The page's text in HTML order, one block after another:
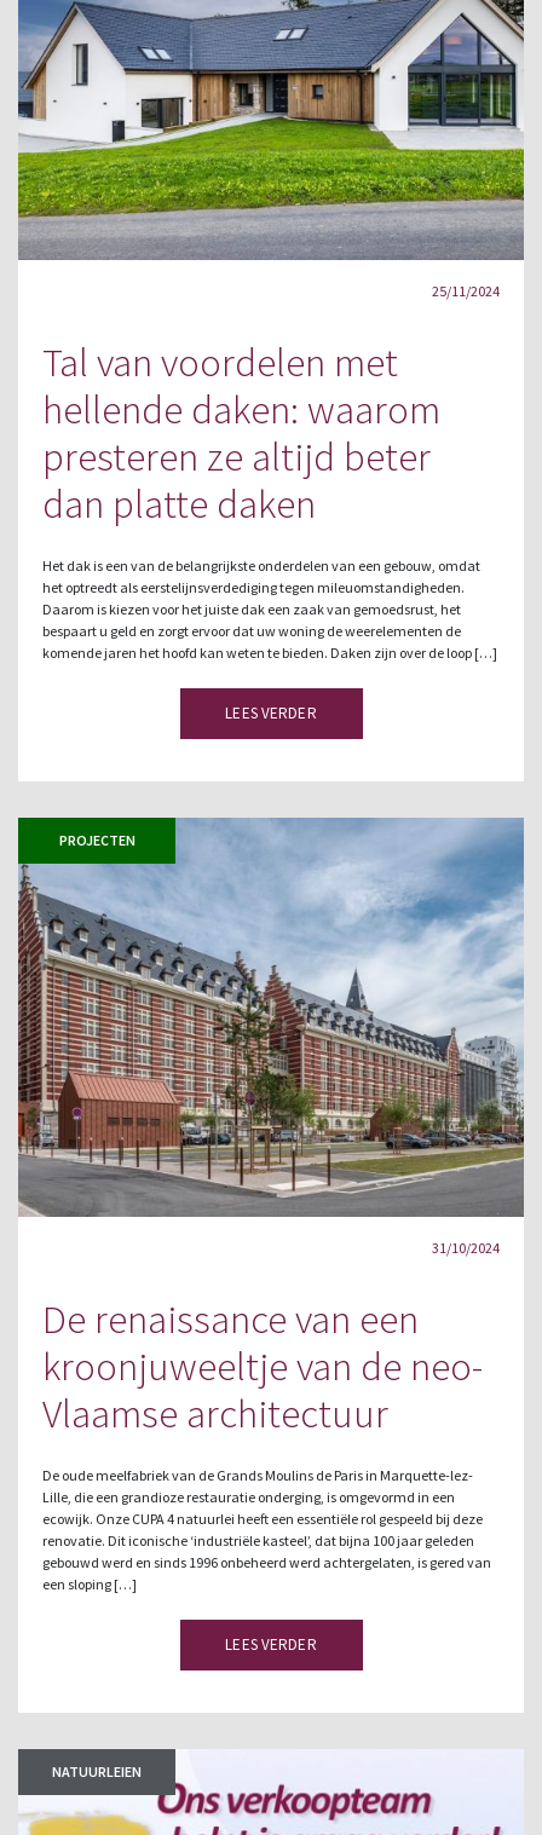
25/11/2024
Tal van voordelen met
hellende daken: waarom
presteren ze altijd beter
dan platte daken
Het dak is een van de belangrijkste onderdelen van een gebouw, omdat
het optreedt als eerstelijnsverdediging tegen mileuomstandigheden.
Daarom is kiezen voor het juiste dak een zaak van gemoedsrust, het
bespaart u geld en zorgt ervoor dat uw woning de weerelementen de
komende jaren het hoofd kan weten te bieden. Daken zijn over de loop […]
LEES VERDER
PROJECTEN
31/10/2024
De renaissance van een
kroonjuweeltje van de neo-
Vlaamse architectuur
De oude meelfabriek van de Grands Moulins de Paris in Marquette-lez-
Lille, die een grandioze restauratie onderging, is omgevormd in een
ecowijk. Onze CUPA 4 natuurlei heeft een essentiële rol gespeeld bij deze
renovatie. Dit iconische ‘industriële kasteel’, dat bijna 100 jaar geleden
gebouwd werd en sinds 1996 onbeheerd werd achtergelaten, is gered van
een sloping […]
LEES VERDER
NATUURLEIEN